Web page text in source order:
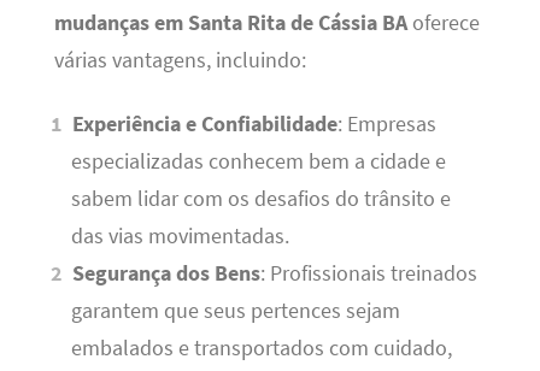
mudanças em Santa Rita de Cássia BAoferece
várias vantagens, incluindo:
Experiência e Confiabilidade: Empresas
especializadas conhecem bem a cidade e
sabem lidar com os desafios do trânsito e
das vias movimentadas.
Segurança dos Bens: Profissionais treinados
garantem que seus pertences sejam
embalados e transportados com cuidado,